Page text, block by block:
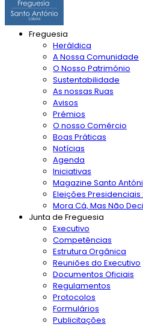
Freguesia
Heráldica
A Nossa Comunidade
O Nosso Património
Sustentabilidade
As nossas Ruas
Avisos
Prémios
O nosso Comércio
Boas Práticas
Notícias
Agenda
Iniciativas
Magazine Santo
Eleições Presidenciais
Mora Cá, Mas Não
Junta de Freguesia
Executivo
Competências
Estrutura Orgânica
Reuniões do Executivo
Documentos Oficiais
Regulamentos
Protocolos
Formulários
Publicitações